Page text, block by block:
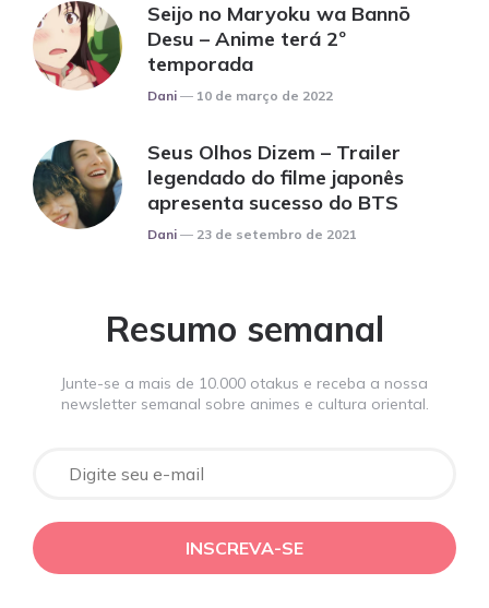
Seijo no Maryoku wa Bannō
Desu – Anime terá 2º
temporada
Posted
Dani 10 de março de 2022
Seus Olhos Dizem – Trailer
legendado do filme japonês
apresenta sucesso do BTS
Posted
Dani 23 de setembro de 2021
Resumo semanal
Junte-se a mais de 10.000 otakus e receba a nossa
newsletter semanal sobre animes e cultura oriental.